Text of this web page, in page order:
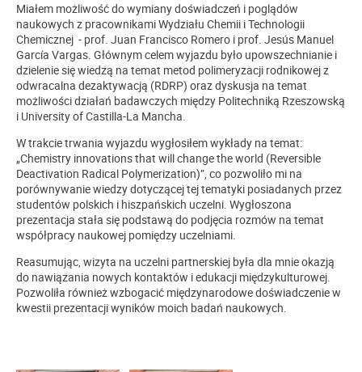
Miałem możliwość do wymiany doświadczeń i poglądów
naukowych z pracownikami Wydziału Chemii i Technologii
Chemicznej - prof. Juan Francisco Romero i prof. Jesús Manuel
García Vargas. Głównym celem wyjazdu było upowszechnianie i
dzielenie się wiedzą na temat metod polimeryzacji rodnikowej z
odwracalna dezaktywacją (RDRP) oraz dyskusja na temat
możliwości działań badawczych między Politechniką Rzeszowską
i University of Castilla-La Mancha.
W trakcie trwania wyjazdu wygłosiłem wykłady na temat:
„Chemistry innovations that will change the world (Reversible
Deactivation Radical Polymerization)”, co pozwoliło mi na
porównywanie wiedzy dotyczącej tej tematyki posiadanych przez
studentów polskich i hiszpańskich uczelni. Wygłoszona
prezentacja stała się podstawą do podjęcia rozmów na temat
współpracy naukowej pomiędzy uczelniami.
Reasumując, wizyta na uczelni partnerskiej była dla mnie okazją
do nawiązania nowych kontaktów i edukacji międzykulturowej.
Pozwoliła również wzbogacić międzynarodowe doświadczenie w
kwestii prezentacji wyników moich badań naukowych.